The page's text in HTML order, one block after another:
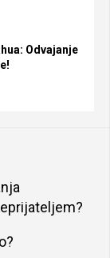
Odvajanje